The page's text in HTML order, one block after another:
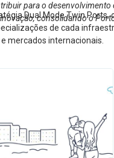
para o
consolidando o
Dual Mode Twin
de cada
mercados internacionais.